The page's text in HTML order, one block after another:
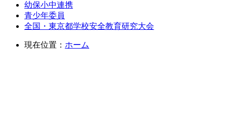
幼保小中連携
青少年委員
全国・東京都学校安全教育研究大会
現在位置： ホーム